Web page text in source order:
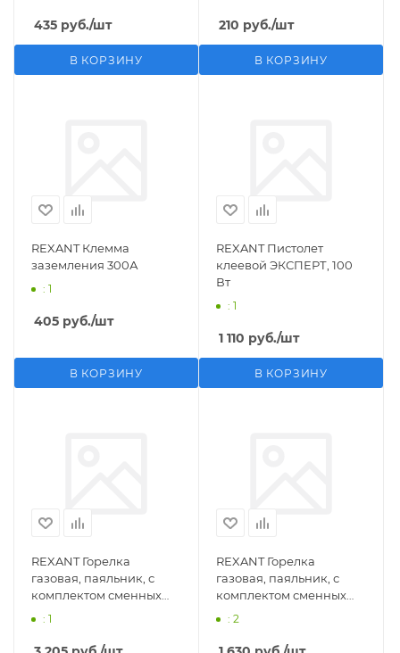
435 руб./шт
В КОРЗИНУ
210 руб./шт
В КОРЗИНУ
REXANT Клемма
заземления 300А
: 1
405 руб./шт
В КОРЗИНУ
REXANT Пистолет
клеевой ЭКСПЕРТ, 100
Вт
: 1
1 110 руб./шт
В КОРЗИНУ
REXANT Горелка
газовая, паяльник, с
комплектом сменных
насадок, 11 предметов
: 1
REXANT Горелка
газовая, паяльник, с
комплектом сменных
насадок, 3 предмета
: 2